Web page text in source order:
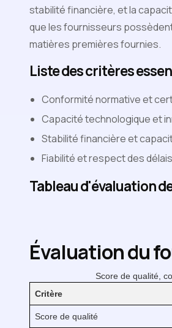
stabilité financière, et la
que les fournisseurs
matières premières fournies.
Liste des critères
Conformité normative et
Capacité technologique et
Stabilité financière et
Fiabilité et respect des
Tableau d'évaluation
Évaluation du
Score de qualité,
Critère
Score de qualité